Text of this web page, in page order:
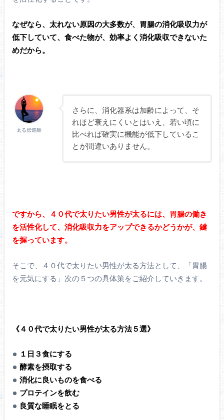
なぜなら、太れない原因の大多数が、胃腸の消化吸収力が
低下していて、食べた物が、効率よく消化吸収できないた
めだから。
太る伝道師
さらに、消化器系は加齢によって、そ
れほど衰えにくいとはいえ、若い頃に
比べれば確実に機能が低下しているこ
とが間違いありません。
ですから、４０代で太りたい男性が太るには、胃腸の働き
を活性化して、消化吸収力をアップできるかどうかが、鍵
を握っています。
そこで、４０代で太りたい男性が太る方法として、「胃腸
を元気にする」次の５つの具体策をご紹介していきます。
《４０代で太りたい男性が太る方法５選》
１日３食にする
酵素を摂取する
消化に良いものを食べる
プロテインを飲む
良質な睡眠をとる